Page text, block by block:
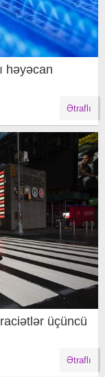
həyəcan
Ətraflı
üçüncü
Ətraflı